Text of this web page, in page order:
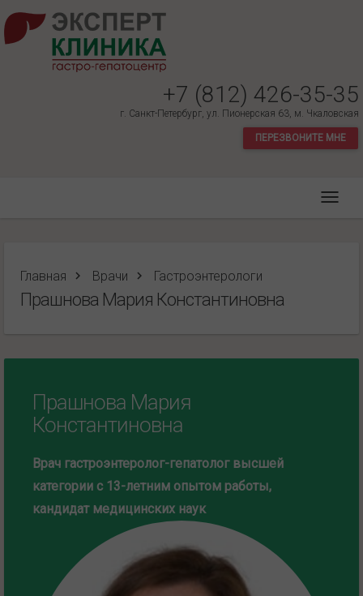
+7 (812) 426-35-35
г. Санкт-Петербург, ул. Пионерская 63, м. Чкаловская
ПЕРЕЗВОНИТЕ МНЕ
Главная Врачи Гастроэнтерологи
Прашнова Мария Константиновна
Прашнова Мария
Константиновна
Врач гастроэнтеролог-гепатолог высшей
категории с 13-летним опытом работы,
кандидат медицинских наук